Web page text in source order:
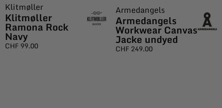
Klitmøller
Klitmøller
Ramona Rock
Navy
CHF 99.00
Armedangels
Armedangels
Workwear Canvas
Jacke undyed
CHF 249.00